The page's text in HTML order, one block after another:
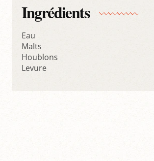
Ingrédients
Eau
Malts
Houblons
Levure